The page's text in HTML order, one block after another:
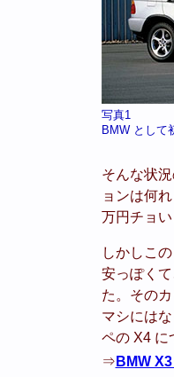
写真1
BMW として
そんな状
ョンは何
万円チョい
しかしこ
安っぽく
た。その
マシには
ペの X4 に
⇒ BMW